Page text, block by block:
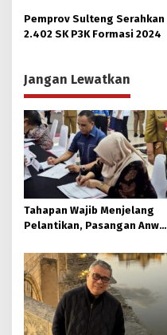
Ukhuwah dan Toleransi
Pemprov Sulteng Serahkan
2.402 SK P3K Formasi 2024
Jangan Lewatkan
Tahapan Wajib Menjelang
Pelantikan, Pasangan Anwar
Kesehatan